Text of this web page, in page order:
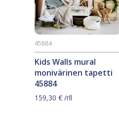
Kids Walls mural
monivärinen tapetti
45884
45884
159,30 € /rll